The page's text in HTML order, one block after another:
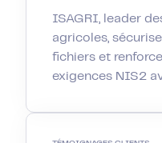
ISAGRI, leader
agricoles,
fichiers et
exigences NIS2